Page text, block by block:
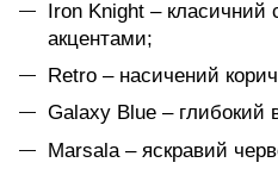
Iron Knight – класичний
акцентами;
Retro – насичений
Galaxy Blue – глибокий
Marsala – яскравий